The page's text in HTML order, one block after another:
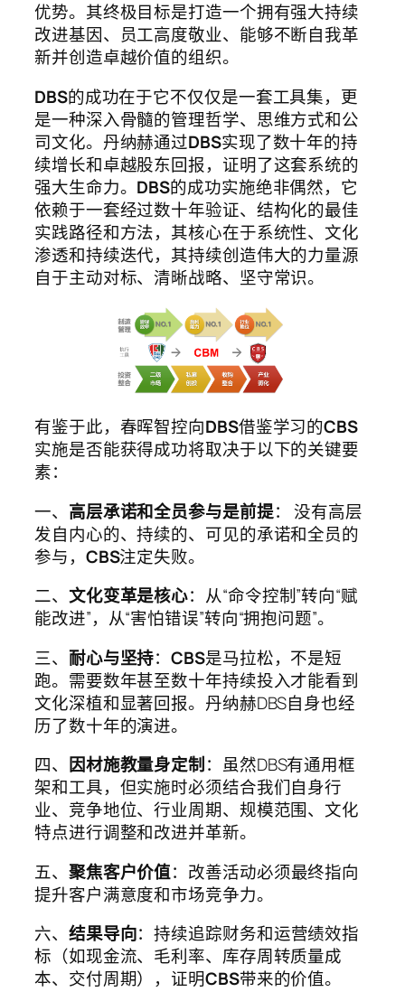
优势。其终极目标是打造一个拥有强大持续
改进基因、员工高度敬业、能够不断自我革
新并创造卓越价值的组织。
DBS的成功在于它不仅仅是一套工具集，更
是一种深入骨髓的管理哲学、思维方式和公
司文化。丹纳赫通过DBS实现了数十年的持
续增长和卓越股东回报，证明了这套系统的
强大生命力。 DBS的成功实施绝非偶然，它
依赖于一套经过数十年验证、结构化的最佳
实践路径和方法，其核心在于系统性、文化
渗透和持续迭代，其持续创造伟大的力量源
自于主动对标、清晰战略、坚守常识。
有鉴于此，春晖智控向DBS借鉴学习的CBS
实施是否能获得成功将取决于以下的关键要
素：
一、 高层承诺和全员参与是前提： 没有高层
发自内心的、持续的、可见的承诺和全员的
参与， CBS注定失败。
二、 文化变革是核心：从“命令控制”转向“赋
能改进”，从“害怕错误”转向“拥抱问题”。
三、 耐心与坚持：CBS是马拉松，不是短
跑。需要数年甚至数十年持续投入才能看到
文化深植和显著回报。丹纳赫DBS自身也经
历了数十年的演进。
四、 因材施教量身定制：虽然DBS有通用框
架和工具，但实施时必须结合我们自身行
业、竞争地位、行业周期、规模范围、文化
特点进行调整和改进并革新。
五、 聚焦客户价值：改善活动必须最终指向
提升客户满意度和市场竞争力。
六、 结果导向：持续追踪财务和运营绩效指
标（如现金流、毛利率、库存周转质量成
本、交付周期），证明CBS带来的价值。